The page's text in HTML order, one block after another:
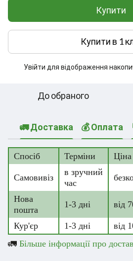
Купити
Купити в 1
Увійти для відображення
До обраного
🚛 Доставка 💰 Оплата
Спосіб Терміни Ціна
Самовивіз
в зручний
час
Нова
пошта
1-3 дні від
Кур'єр 1-3 дні
від
🚛 Більше інформації про